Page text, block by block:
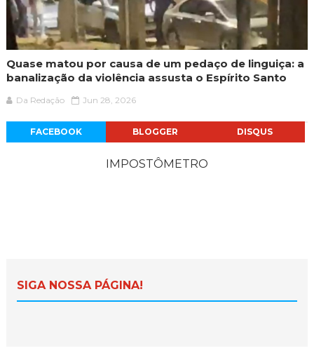
Quase matou por causa de um pedaço de linguiça: a
banalização da violência assusta o Espírito Santo
Da Redação Jun 28, 2026
FACEBOOK BLOGGER DISQUS
IMPOSTÔMETRO
SIGA NOSSA PÁGINA!